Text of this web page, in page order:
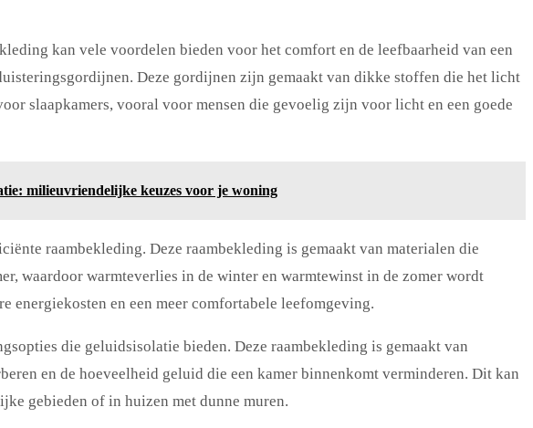
kan vele voordelen bieden voor het comfort en de leefbaarheid van een
Deze gordijnen zijn gemaakt van dikke stoffen die het licht
slaapkamers, vooral voor mensen die gevoelig zijn voor licht en een goede
milieuvriendelijke keuzes voor je woning
raambekleding. Deze raambekleding is gemaakt van materialen die
waardoor warmteverlies in de winter en warmtewinst in de zomer wordt
energiekosten en een meer comfortabele leefomgeving.
die geluidsisolatie bieden. Deze raambekleding is gemaakt van
en de hoeveelheid geluid die een kamer binnenkomt verminderen. Dit kan
gebieden of in huizen met dunne muren.